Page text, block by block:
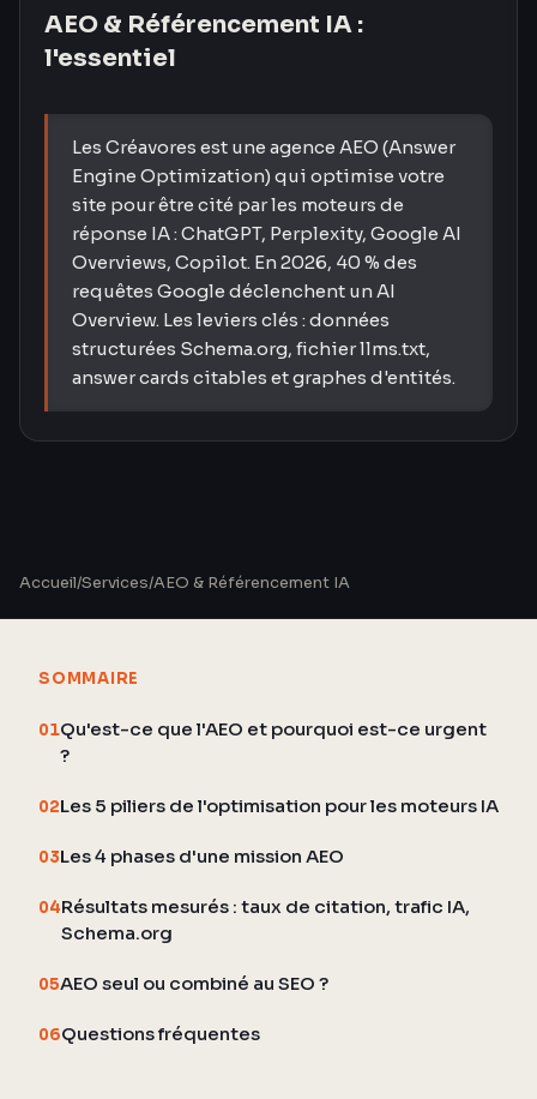
AEO & Référencement IA :
l'essentiel
Les Créavores est une agence AEO (Answer
Engine Optimization) qui optimise votre
site pour être cité par les moteurs de
réponse IA : ChatGPT, Perplexity, Google AI
Overviews, Copilot. En 2026, 40 % des
requêtes Google déclenchent un AI
Overview. Les leviers clés : données
structurées Schema.org, fichier llms.txt,
answer cards citables et graphes d'entités.
Accueil/Services/AEO & Référencement IA
SOMMAIRE
01Qu'est-ce que l'AEO et pourquoi est-ce urgent
?
02Les 5 piliers de l'optimisation pour les moteurs IA
03Les 4 phases d'une mission AEO
04Résultats mesurés : taux de citation, trafic IA,
Schema.org
05AEO seul ou combiné au SEO ?
06Questions fréquentes